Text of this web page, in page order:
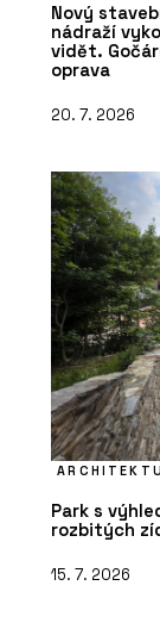
Nový
nádraží
vidět.
oprava
20. 7. 2026
Park s
rozbitých
15. 7. 2026